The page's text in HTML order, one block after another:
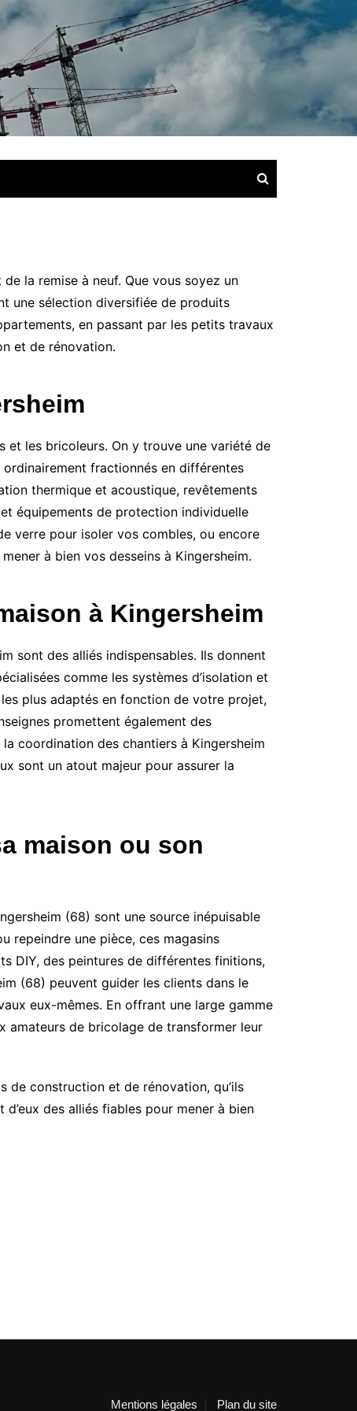
la remise à neuf. Que vous soyez un
une sélection diversifiée de produits
en passant par les petits travaux
et de rénovation.
et les bricoleurs. On y trouve une variété de
fractionnés en différentes
thermique et acoustique, revêtements
équipements de protection individuelle
verre pour isoler vos combles, ou encore
à bien vos desseins à Kingersheim.
à Kingersheim
sont des alliés indispensables. Ils donnent
comme les systèmes d’isolation et
plus adaptés en fonction de votre projet,
promettent également des
coordination des chantiers à Kingersheim
sont un atout majeur pour assurer la
maison ou son
(68) sont une source inépuisable
repeindre une pièce, ces magasins
DIY, des peintures de différentes finitions,
(68) peuvent guider les clients dans le
eux-mêmes. En offrant une large gamme
amateurs de bricolage de transformer leur
de construction et de rénovation, qu’ils
des alliés fiables pour mener à bien
Mentions légales Plan du site